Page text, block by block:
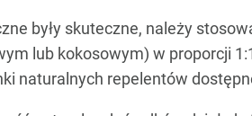
były skuteczne, należy
lub kokosowym) w proporcji
naturalnych repelentów